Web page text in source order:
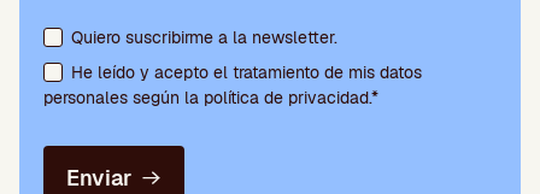
Aceptación de condiciones y suscripción a la newsletter
Quiero suscribirme a la newsletter.
He leído y acepto el tratamiento de mis datos
personales según la política de privacidad.*
Enviar